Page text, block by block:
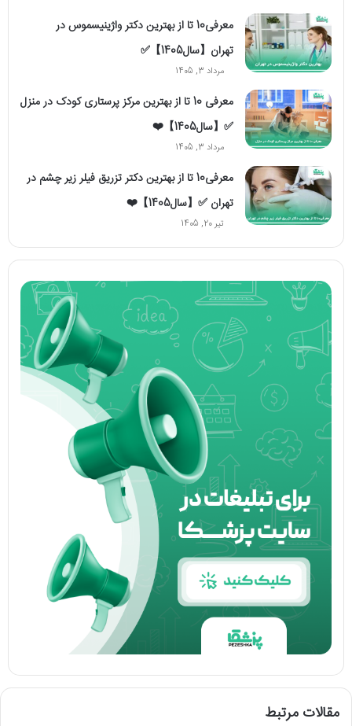
معرفی10 تا از بهترین دکتر واژینیسموس در
تهران【سال1405】✅
مرداد 3, 1405
معرفی 10 تا از بهترین مرکز پرستاری کودک در منزل
✅【سال1405】❤️
مرداد 3, 1405
معرفی10 تا از بهترین دکتر تزریق فیلر زیر چشم در
تهران ✅【سال1405】❤️
تیر 20, 1405
مقالات مرتبط